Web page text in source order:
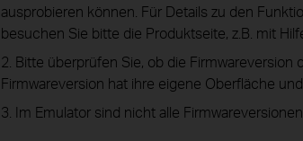
ausprobieren können. Für Details zu den
besuchen Sie bitte die Produktseite, z.B. mit
2. Bitte überprüfen Sie, ob die
Firmwareversion hat ihre eigene Oberfläche
3. Im Emulator sind nicht alle